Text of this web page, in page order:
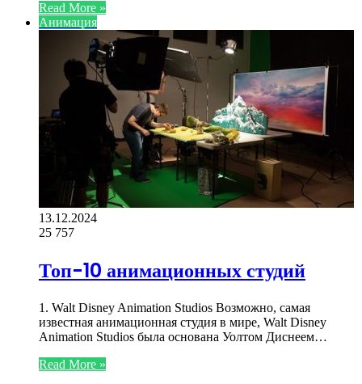
Read More »
Анимация
13.12.2024
25 757
Топ-10 анимационных студий
1. Walt Disney Animation Studios Возможно, самая
известная анимационная студия в мире, Walt Disney
Animation Studios была основана Уолтом Диснеем…
Read More »